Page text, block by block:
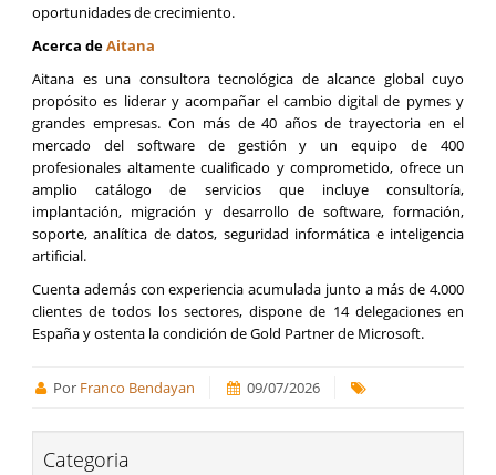
oportunidades de crecimiento.
Acerca deAitana
Aitana es una consultora tecnológica de alcance global cuyo
propósito es liderar y acompañar el cambio digital de pymes y
grandes empresas. Con más de 40 años de trayectoria en el
mercado del software de gestión y un equipo de 400
profesionales altamente cualificado y comprometido, ofrece un
amplio catálogo de servicios que incluye consultoría,
implantación, migración y desarrollo de software, formación,
soporte, analítica de datos, seguridad informática e inteligencia
artificial.
Cuenta además con experiencia acumulada junto a más de 4.000
clientes de todos los sectores, dispone de 14 delegaciones en
España y ostenta la condición de Gold Partner de Microsoft.
Por Franco Bendayan 09/07/2026
Categoria